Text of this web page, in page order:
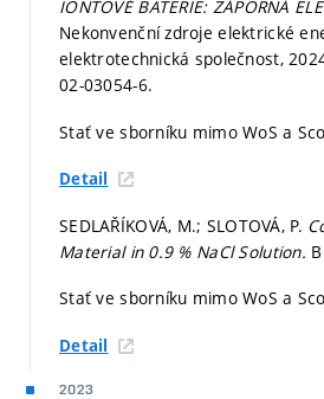
IONTOVÉ BATERIE: ZÁPORNÁ
Nekonvenční zdroje elektrické
elektrotechnická společnost,
02-03054-6.
Stať ve sborníku mimo WoS a
Detail
SEDLAŘÍKOVÁ, M.; SLOTOVÁ, P.
Material in 0.9 % NaCl Solution.
Stať ve sborníku mimo WoS a
Detail
2023